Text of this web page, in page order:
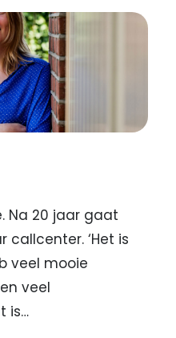
Na 20 jaar gaat
callcenter. ‘Het is
veel mooie
veel
is…